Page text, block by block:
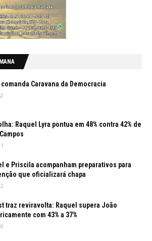
comanda Caravana da Democracia
Raquel Lyra pontua em 48% contra 42% de
e Priscila acompanham preparativos para
que oficializará chapa
traz reviravolta: Raquel supera João
com 43% a 37%